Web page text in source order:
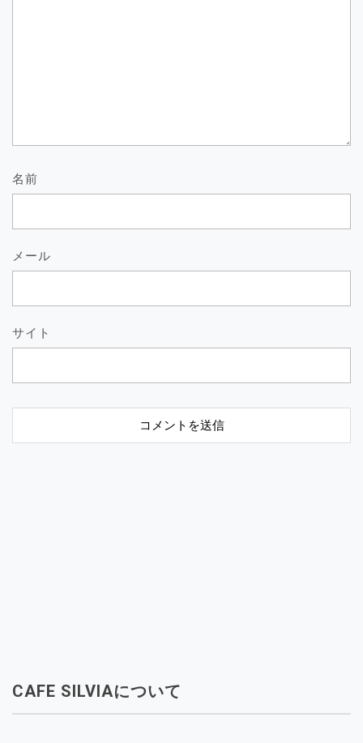
名前
メール
サイト
CAFE SILVIAについて